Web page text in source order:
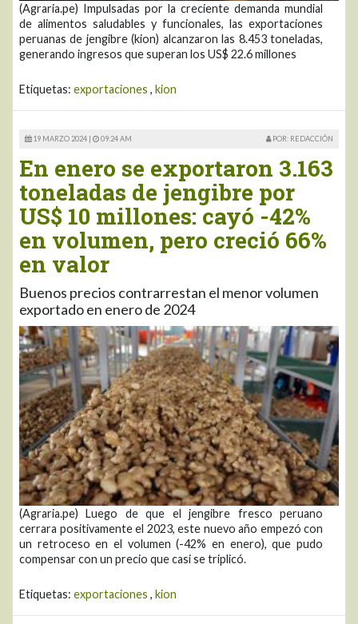
(Agraria.pe) Impulsadas por la creciente demanda mundial
de alimentos saludables y funcionales, las exportaciones
peruanas de jengibre (kion) alcanzaron las 8.453 toneladas,
generando ingresos que superan los US$ 22.6 millones
Etiquetas: exportaciones , kion
19 MARZO 2024 | 09:24 AM POR: REDACCIÓN
En enero se exportaron 3.163
toneladas de jengibre por
US$ 10 millones: cayó -42%
en volumen, pero creció 66%
en valor
Buenos precios contrarrestan el menor volumen
exportado en enero de 2024
(Agraria.pe) Luego de que el jengibre fresco peruano
cerrara positivamente el 2023, este nuevo año empezó con
un retroceso en el volumen (-42% en enero), que pudo
compensar con un precio que casi se triplicó.
Etiquetas: exportaciones , kion